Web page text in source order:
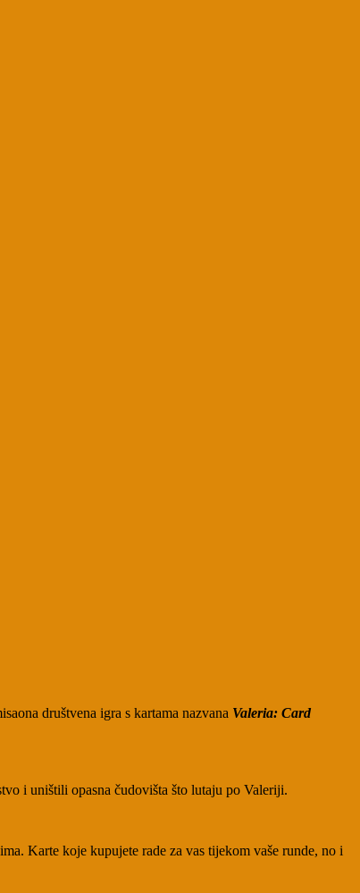
društvena igra s kartama nazvana Valeria: Card
i uništili opasna čudovišta što lutaju po Valeriji.
Karte koje kupujete rade za vas tijekom vaše runde, no i